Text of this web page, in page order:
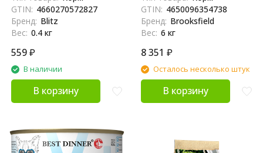
для взрослых кошек при
нарушении работы ЖКТ - 400
г
GTIN: 4660270572827
Бренд: Blitz
Вес: 0.4 кг
559₽
В наличии
В корзину
избыточным весом и
стерилизованных, с
говядиной и рисом - 6 кг
GTIN: 4650096354738
Бренд: Brooksfield
Вес: 6 кг
8 351 ₽
Осталось несколько штук
В корзину